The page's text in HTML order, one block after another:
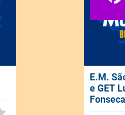
E.M.
e GET